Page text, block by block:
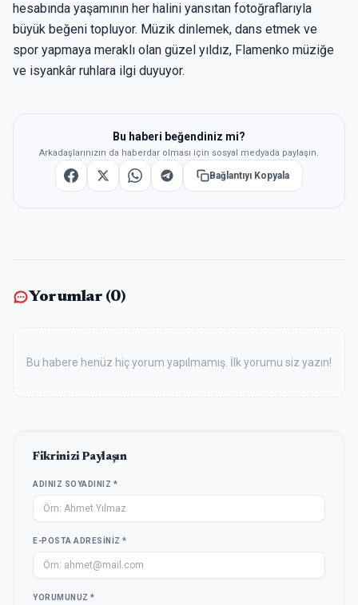
hesabında yaşamının her halini yansıtan fotoğraflarıyla
büyük beğeni topluyor. Müzik dinlemek, dans etmek ve
spor yapmaya meraklı olan güzel yıldız, Flamenko müziğe
ve isyankâr ruhlara ilgi duyuyor.
Bu haberi beğendiniz mi?
Arkadaşlarınızın da haberdar olması için sosyal medyada paylaşın.
Bağlantıyı Kopyala
Yorumlar (0)
Bu habere henüz hiç yorum yapılmamış. İlk yorumu siz yazın!
Fikrinizi Paylaşın
ADINIZ SOYADINIZ *
E-POSTA ADRESINIZ *
YORUMUNUZ *